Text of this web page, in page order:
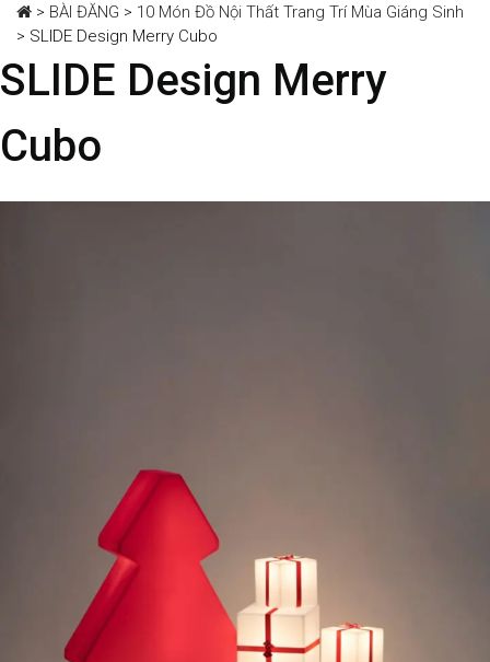
> BÀI ĐĂNG > 10 Món Đồ Nội Thất Trang Trí Mùa Giáng Sinh
> SLIDE Design Merry Cubo
SLIDE Design Merry
Cubo